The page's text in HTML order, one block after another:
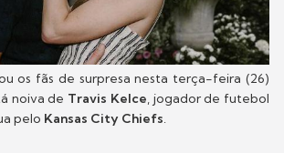
os fãs de surpresa nesta terça-feira (26)
noiva de Travis Kelce, jogador de futebol
pelo Kansas City Chiefs.